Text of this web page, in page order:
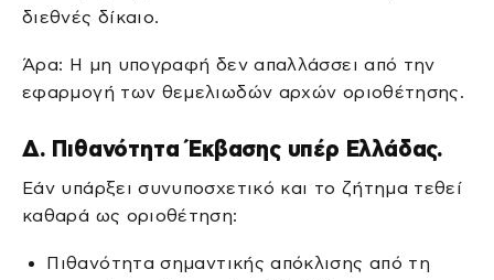
διεθνές δίκαιο.
Άρα: Η μη υπογραφή δεν απαλλάσσει από την
εφαρμογή των θεμελιωδών αρχών οριοθέτησης.
Δ. Πιθανότητα Έκβασης υπέρ Ελλάδας.
Εάν υπάρξει συνυποσχετικό και το ζήτημα τεθεί
καθαρά ως οριοθέτηση:
Πιθανότητα σημαντικής απόκλισης από τη